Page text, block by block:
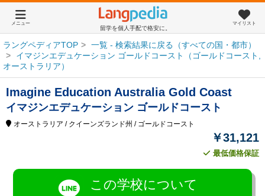
留学を個人手配で格安に。
メニュー マイリスト
ラングペディアTOP
一覧 - 検索結果に戻る（すべての国・都市）
イマジンエデュケーション ゴールドコースト（ゴールドコースト,
オーストラリア）
Imagine Education Australia Gold Coast
イマジンエデュケーション ゴールドコースト
オーストラリア / クイーンズランド州 / ゴールドコースト
￥31,121
最低価格保証
この学校について